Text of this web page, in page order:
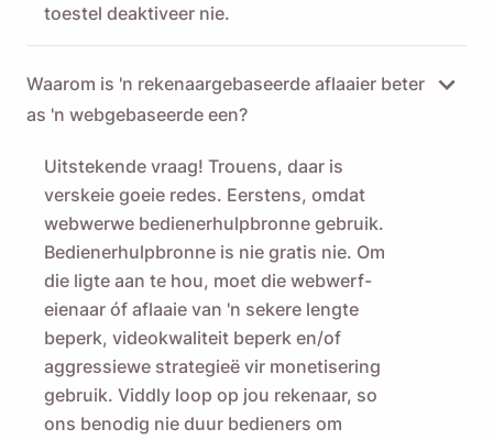
toestel deaktiveer nie.
Waarom is 'n rekenaargebaseerde aflaaier beter
as 'n webgebaseerde een?
Uitstekende vraag! Trouens, daar is
verskeie goeie redes. Eerstens, omdat
webwerwe bedienerhulpbronne gebruik.
Bedienerhulpbronne is nie gratis nie. Om
die ligte aan te hou, moet die webwerf-
eienaar óf aflaaie van 'n sekere lengte
beperk, videokwaliteit beperk en/of
aggressiewe strategieë vir monetisering
gebruik. Viddly loop op jou rekenaar, so
ons benodig nie duur bedieners om